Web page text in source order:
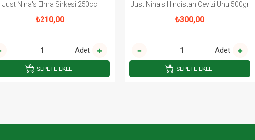
Just Nina's Elma Sirkesi 250cc
₺210,00
Adet
SEPETE EKLE
Just Nina's Hindistan Cevizi Unu 500gr
₺300,00
Adet
SEPETE EKLE